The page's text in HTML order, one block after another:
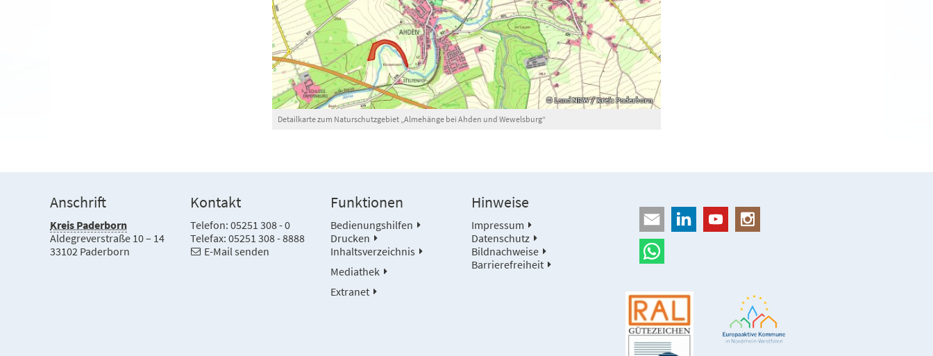
Detailkarte zum Naturschutzgebiet „Almehänge bei Ahden und Wewelsburg“
Anschrift
Kreis Paderborn
Aldegreverstraße 10 – 14
33102 Paderborn
Kontakt
Telefon: 05251 308 - 0
Telefax: 05251 308 - 8888
E-Mail senden
Funktionen
Bedienungshilfen
Drucken
Inhaltsverzeichnis
Mediathek
Extranet
Hinweise
Impressum
Datenschutz
Bildnachweise
Barrierefreiheit